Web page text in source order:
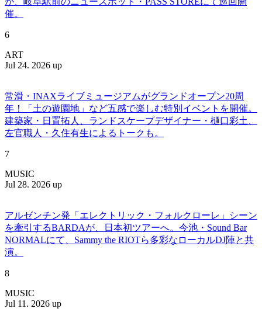
催。
6
ART
Jul 24. 2026 up
常滑・INAXライブミュージアムがグランドオープン20周
年！「土の遊園地」など五感で楽しむ特別イベントを開催。
建築家・日置拓人、ランドスケープデザイナー・樋口彩土、
左官職人・久住有生によるトークも。
7
MUSIC
Jul 28. 2026 up
アルゼンチン発「エレクトリック・フォルクローレ」シーン
を牽引するBARDAが、日本初ツアーへ。今池・Sound Bar
NORMALにて、Sammy the RIOTら多彩なローカルDJ陣と共
演。
8
MUSIC
Jul 11. 2026 up